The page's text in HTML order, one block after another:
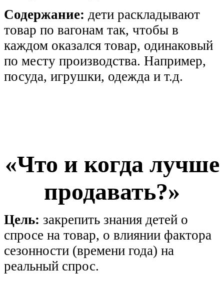
Содержание: дети раскладывают
товар по вагонам так, чтобы в
каждом оказался товар, одинаковый
по месту производства. Например,
посуда, игрушки, одежда и т.д.
«Что и когда лучше
продавать?»
Цель: закрепить знания детей о
спросе на товар, о влиянии фактора
сезонности (времени года) на
реальный спрос.